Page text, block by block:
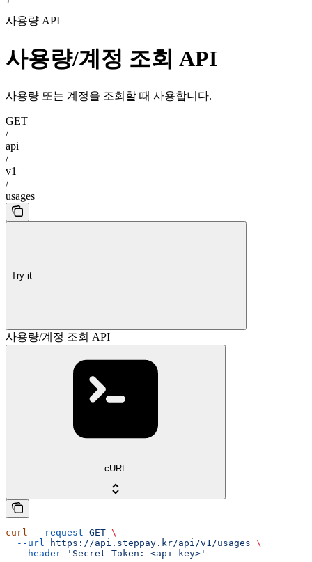
사용량 API
사용량/계정 조회 API
사용량 또는 계정을 조회할 때 사용합니다.
GET
/
api
/
v1
/
usages
Try it
사용량/계정 조회 API
cURL
curl --request GET \
  --url
https://api.steppay.kr/api/v1/usages \
  --header
'Secret-Token: <api-key>'